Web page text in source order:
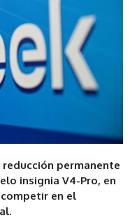
permanente
insignia V4-Pro, en
en el